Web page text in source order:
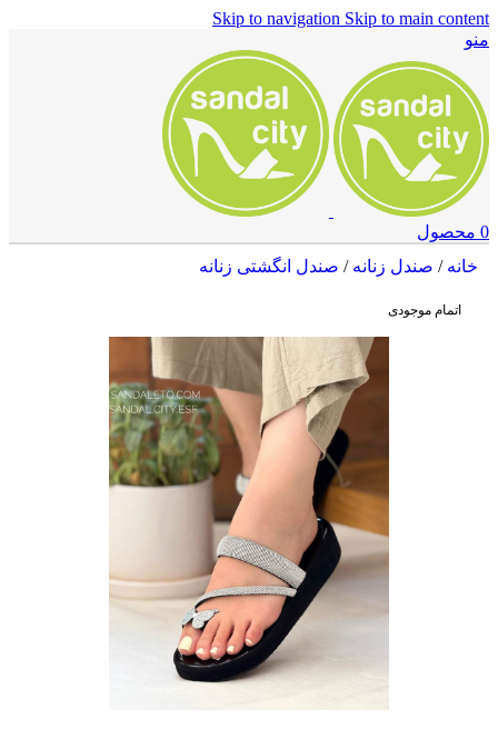
Skip to navigation Skip to main content
منو
0 محصول
خانه/ صندل زنانه/ صندل انگشتی زنانه
اتمام موجودی